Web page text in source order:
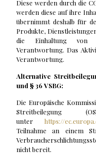
Diese werden durch die
werden diese auf ihre
übernimmt deshalb für
Produkte,
die Einhaltung von
Verantwortung. Das
Verantwortung.
Alternative
und § 36 VSBG:
Die Europäische
unter https://
Teilnahme an einem
nicht bereit.